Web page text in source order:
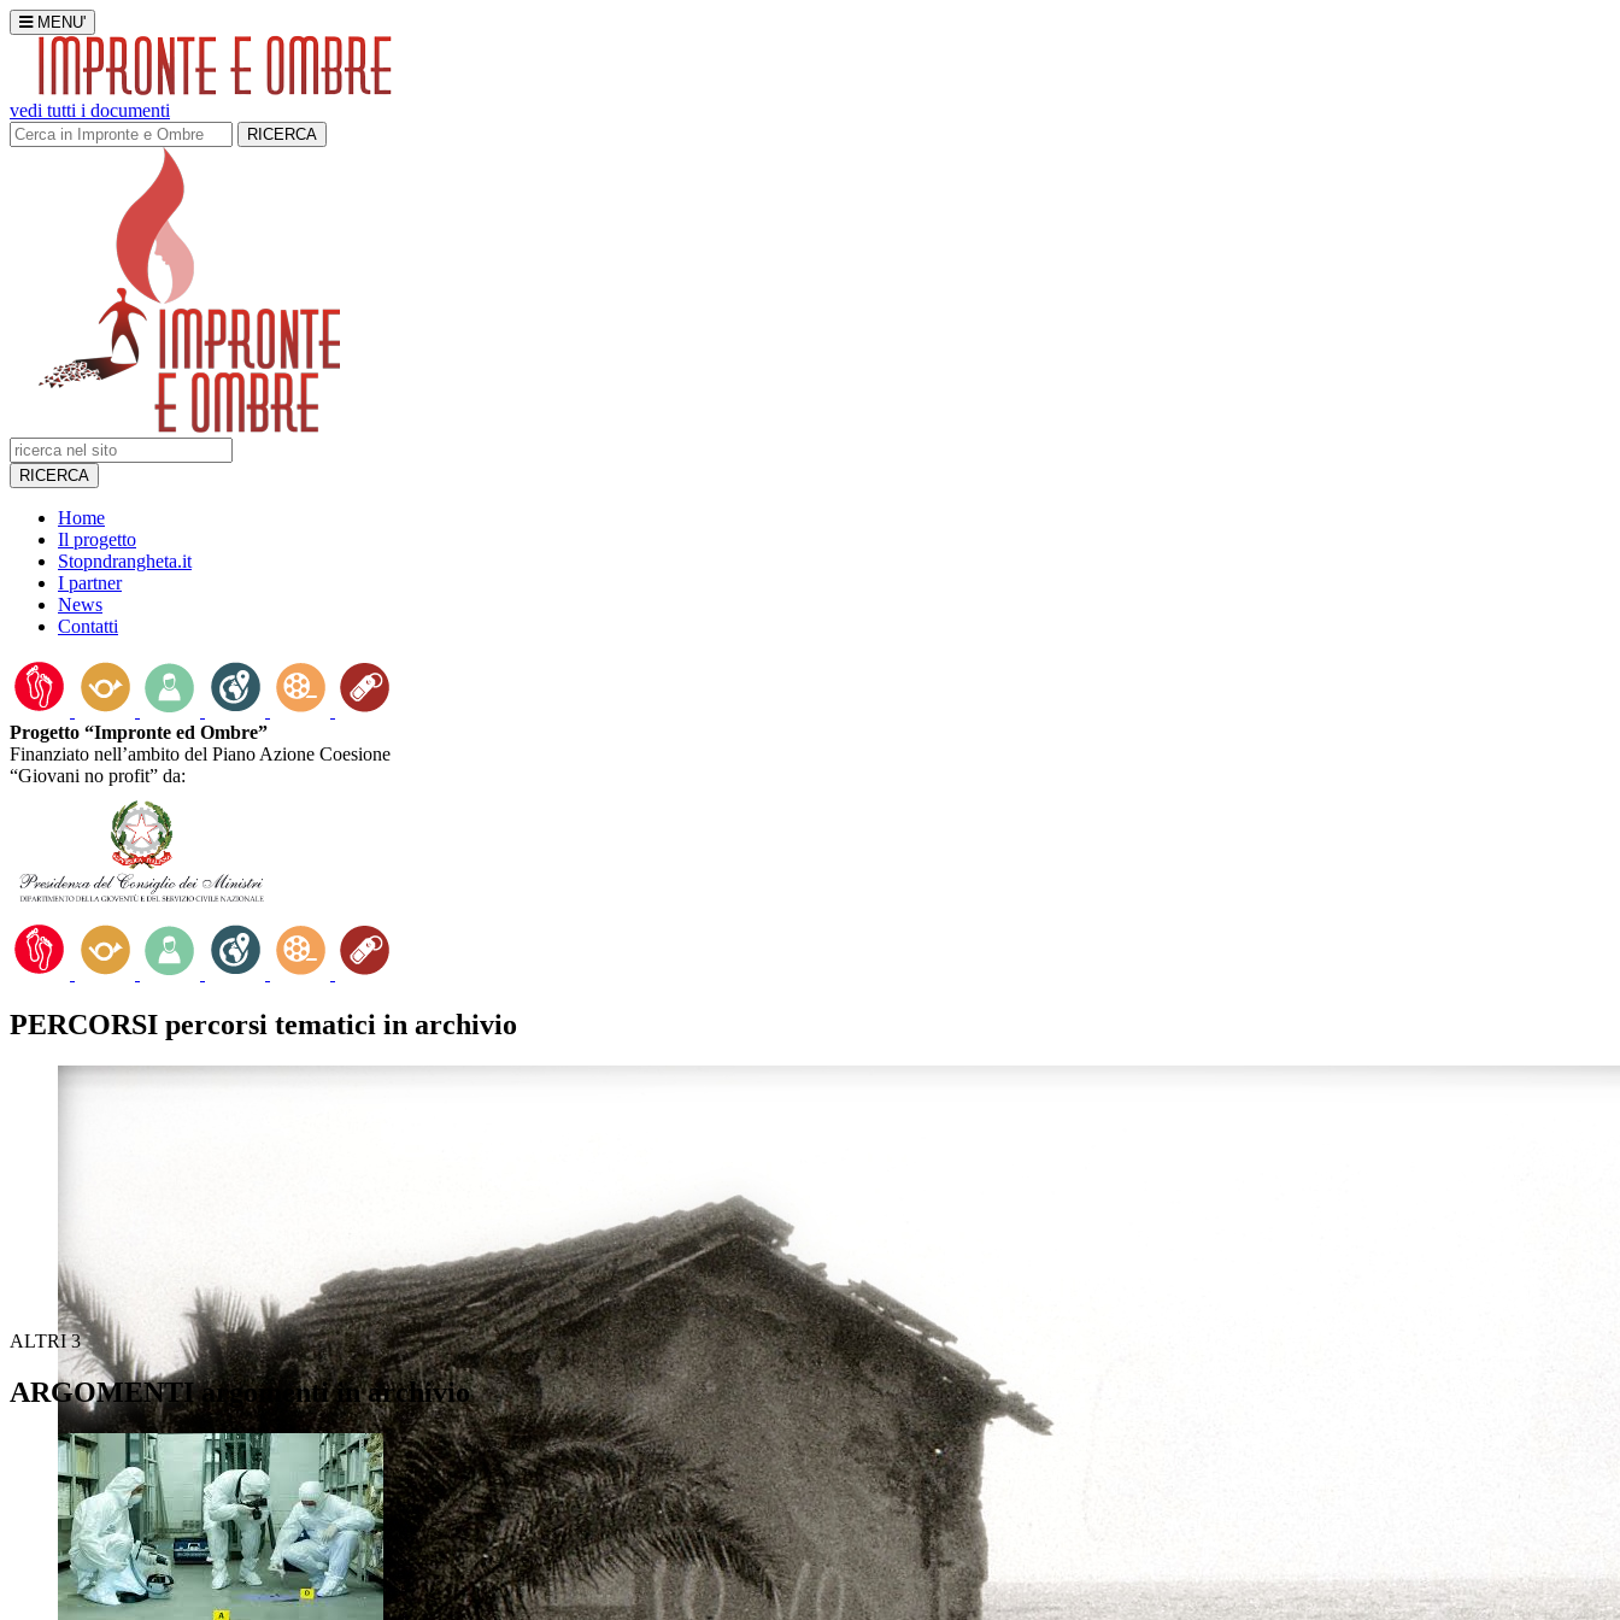
MENU'
vedi tutti i documenti
RICERCA
RICERCA
Home
Il progetto
Stopndrangheta.it
I partner
News
Contatti
Progetto “Impronte ed Ombre”
Finanziato nell’ambito del Piano Azione Coesione
“Giovani no profit” da:
PERCORSI percorsi tematici in archivio
ALTRI3
ARGOMENTIargomenti in archivio